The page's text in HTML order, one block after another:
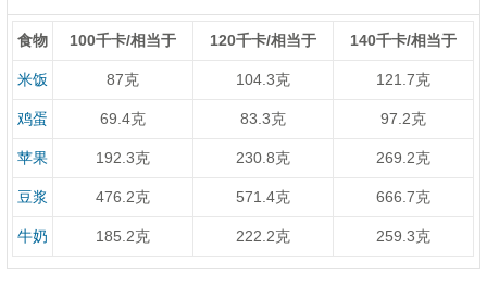
食物 100千卡/相当于 120千卡/相当于 140千卡/相当于
米饭 87克 104.3克 121.7克
鸡蛋 69.4克 83.3克 97.2克
苹果 192.3克 230.8克 269.2克
豆浆 476.2克 571.4克 666.7克
牛奶 185.2克 222.2克 259.3克